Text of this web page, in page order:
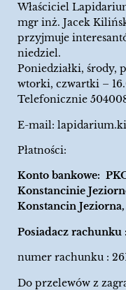
Właściciel
mgr inż. Jacek
przyjmuje
niedziel.
Poniedziałki, środy,
wtorki, czwartki –
Telefonicznie
E-mail:
Płatności:
Konto bankowe:
Konstancinie
Konstancin
Posiadacz
numer rachunku :
Do przelewów z